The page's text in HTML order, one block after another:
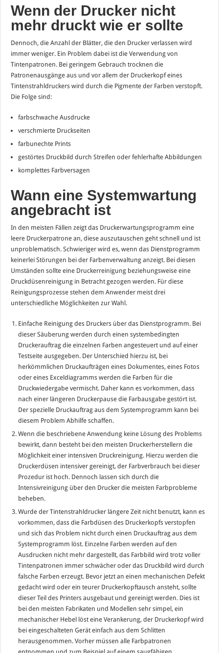
Wenn der Drucker nicht
mehr druckt wie er sollte
Dennoch, die Anzahl der Blätter, die den Drucker verlassen wird
immer weniger. Ein Problem dabei ist die Verwendung von
Tintenpatronen. Bei geringem Gebrauch trocknen die
Patronenausgänge aus und vor allem der Druckerkopf eines
Tintenstrahldruckers wird durch die Pigmente der Farben verstopft.
Die Folge sind:
farbschwache Ausdrucke
verschmierte Druckseiten
farbunechte Prints
gestörtes Druckbild durch Streifen oder fehlerhafte Abbildungen
komplettes Farbversagen
Wann eine Systemwartung
angebracht ist
In den meisten Fällen zeigt das Druckerwartungsprogramm eine
leere Druckerpatrone an, diese auszutauschen geht schnell und ist
unproblematisch. Schwieriger wird es, wenn das Dienstprogramm
keinerlei Störungen bei der Farbenverwaltung anzeigt. Bei diesen
Umständen sollte eine Druckerreinigung beziehungsweise eine
Druckdüsenreinigung in Betracht gezogen werden. Für diese
Reinigungsprozesse stehen dem Anwender meist drei
unterschiedliche Möglichkeiten zur Wahl.
Einfache Reinigung des Druckers über das Dienstprogramm. Bei
dieser Säuberung werden durch einen systembedingten
Druckerauftrag die einzelnen Farben angesteuert und auf einer
Testseite ausgegeben. Der Unterschied hierzu ist, bei
herkömmlichen Druckaufträgen eines Dokumentes, eines Fotos
oder eines Exceldiagramms werden die Farben für die
Druckwiedergabe vermischt. Daher kann es vorkommen, dass
nach einer längeren Druckerpause die Farbausgabe gestört ist.
Der spezielle Druckauftrag aus dem Systemprogramm kann bei
diesem Problem Abhilfe schaffen.
Wenn die beschriebene Anwendung keine Lösung des Problems
bewirkt, dann besteht bei den meisten Druckerherstellern die
Möglichkeit einer intensiven Druckreinigung. Hierzu werden die
Druckerdüsen intensiver gereinigt, der Farbverbrauch bei dieser
Prozedur ist hoch. Dennoch lassen sich durch die
Intensivreinigung über den Drucker die meisten Farbprobleme
beheben.
Wurde der Tintenstrahldrucker längere Zeit nicht benutzt, kann es
vorkommen, dass die Farbdüsen des Druckerkopfs verstopfen
und sich das Problem nicht durch einen Druckauftrag aus dem
Systemprogramm löst. Einzelne Farben werden auf den
Ausdrucken nicht mehr dargestellt, das Farbbild wird trotz voller
Tintenpatronen immer schwächer oder das Druckbild wird durch
falsche Farben erzeugt. Bevor jetzt an einen mechanischen Defekt
gedacht wird oder ein teurer Druckerkopftausch ansteht, sollte
dieser Teil des Printers ausgebaut und gereinigt werden. Dies ist
bei den meisten Fabrikaten und Modellen sehr simpel, ein
mechanischer Hebel löst eine Verankerung, der Druckerkopf wird
bei eingeschalteten Gerät einfach aus dem Schlitten
herausgenommen. Vorher müssen alle Farbpatronen